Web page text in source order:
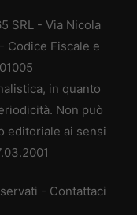
SRL - Via Nicola
Codice Fiscale e
in quanto
Non può
editoriale ai sensi
- Contattaci